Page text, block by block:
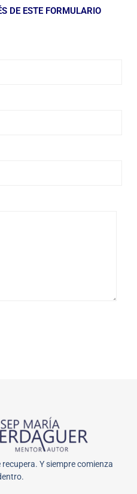
DE ESTE FORMULARIO
Y siempre comienza